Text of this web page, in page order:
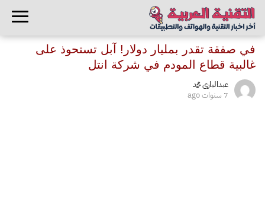
في صفقة تقدر بمليار دولار! آبل تستحوذ على
غالبية قطاع المودم في شركة انتل
عبدالبارى محمد
7 سنوات ago